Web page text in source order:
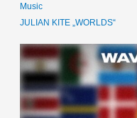
Music
JULIAN KITE „WORLDS“